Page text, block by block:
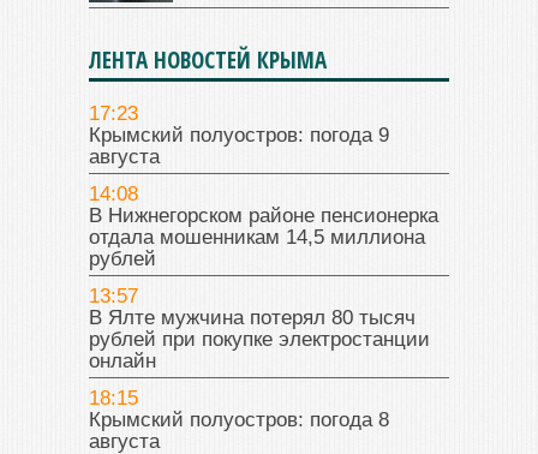
ЛЕНТА НОВОСТЕЙ КРЫМА
17:23
Крымский полуостров: погода 9
августа
14:08
В Нижнегорском районе пенсионерка
отдала мошенникам 14,5 миллиона
рублей
13:57
В Ялте мужчина потерял 80 тысяч
рублей при покупке электростанции
онлайн
18:15
Крымский полуостров: погода 8
августа